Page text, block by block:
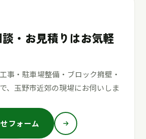
・お見積りはお気軽
事・駐車場整備・ブロック擁壁・
、玉野市近郊の現場にお伺いしま
フォーム